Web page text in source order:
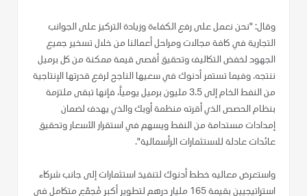
وقال: "نحن نعمل على رفع الكفاءة وزيادة التركيز على الجوانب
التجارية في كافة مجالات ومراحل أعمالنا من خلال تسخير جميع
الجهود لخفض التكاليف وتحقيق أقصى قيمة ممكنة من كل برميل
ننتجه. وفيما تستمر أدنوك في سعيها الناجح لرفع قدرتها الإنتاجية
من النفط الخام إلى 3.5 مليون برميل يومياً، فإنها تبقى ملتزمة
بنظام الحصص الذي أقرته منظمة أوبك والذي يهدف لضمان
إمدادات مستدامة من النفط ويسهم في استقرار الأسعار وتحقيق
عائدات عادلة للاستثمارات الرأسمالية".
واستعرض معاليه خطط أدنوك لتنفيذ استثمارات إلى جانب شركاء
استراتيجيين بقيمة 165 مليار درهم لتطوير أكبر مُجمّع متكامل في